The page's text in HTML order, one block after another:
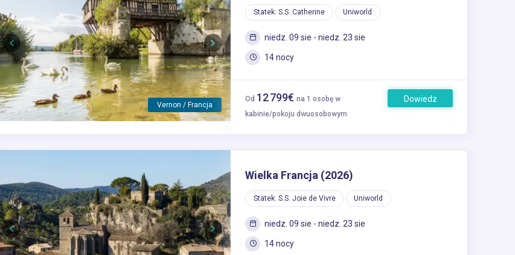
Caudebec-en-Caux / Francja
Previous Next
Statek: S.S. Catherine Uniworld
niedz. 09 sie - niedz. 23 sie
14 nocy
Od 12 799€ na 1 osobę w
kabinie/pokoju dwuosobowym
Dowiedz
się więcej
Previous Next
Wielka Francja (2026)
Statek: S.S. Joie de Vivre Uniworld
niedz. 09 sie - niedz. 23 sie
14 nocy